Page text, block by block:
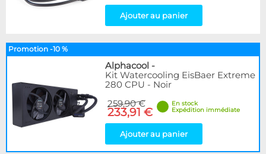
Ajouter au panier
Promotion -10 %
Alphacool -
Kit Watercooling EisBaer Extreme
280 CPU - Noir
259,90 €
233,91 €
En stock
Expédition immédiate
Ajouter au panier